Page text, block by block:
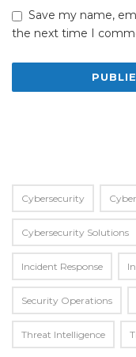
Save my name,
the next time I
Cybersecurity
Cybersecurity Solutions
Incident Response
Security Operations
Threat Intelligence